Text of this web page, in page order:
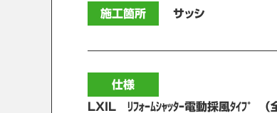
施工箇所 サッシ
仕様
LXIL ﾘﾌｫｰﾑｼｬｯﾀｰ電動採風ﾀｲﾌﾟ （